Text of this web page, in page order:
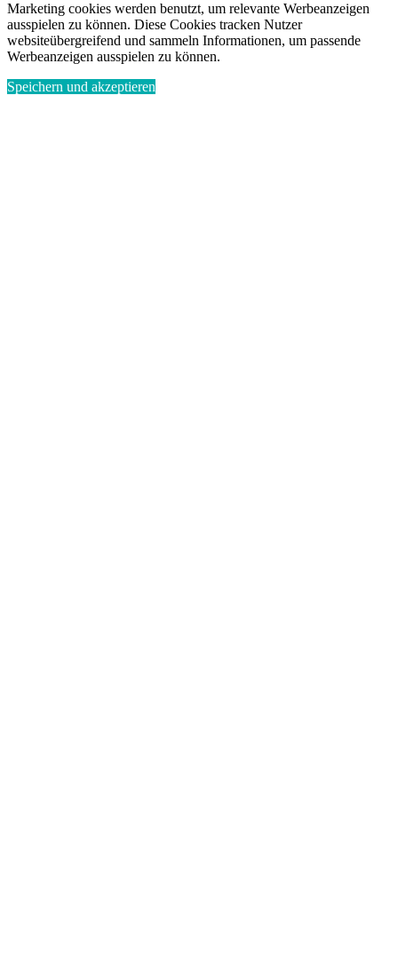
Marketing cookies werden benutzt, um relevante Werbeanzeigen
ausspielen zu können. Diese Cookies tracken Nutzer
websiteübergreifend und sammeln Informationen, um passende
Werbeanzeigen ausspielen zu können.
Speichern und akzeptieren